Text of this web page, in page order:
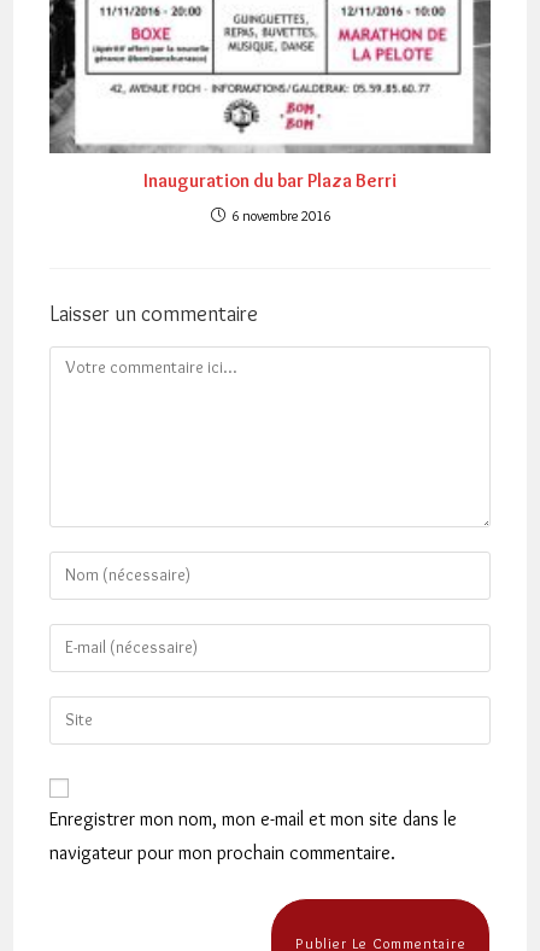
Inauguration du bar Plaza Berri
6 novembre 2016
Laisser un commentaire
Comment
Enter
your
name
comment
Enter
your
email
address
Saisir
l’URL
votre
site
(facultatif)
Enregistrer mon nom, mon e-mail et mon site dans le
navigateur pour mon prochain commentaire.